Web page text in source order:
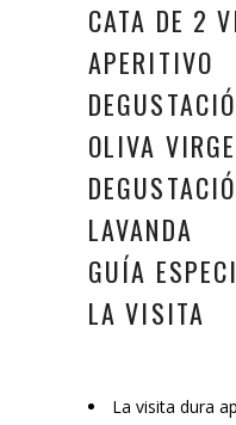
CATA DE 2
APERITIVO
OLIVA
LAVANDA
GUÍA
LA VISITA
La visita dura